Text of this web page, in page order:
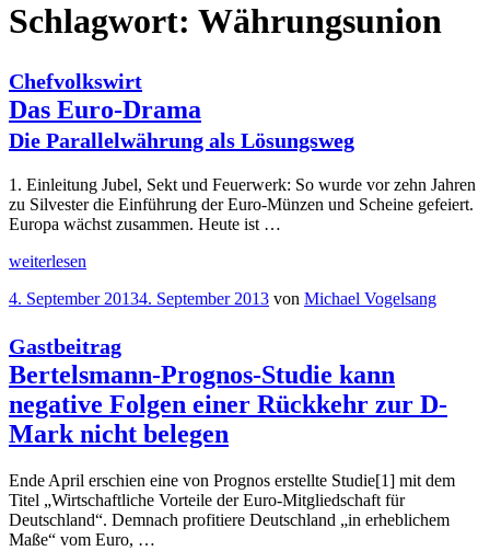
Schlagwort: Währungsunion
Chefvolkswirt
Das Euro-Drama
Die Parallelwährung als Lösungsweg
1. Einleitung Jubel, Sekt und Feuerwerk: So wurde vor zehn Jahren
zu Silvester die Einführung der Euro-Münzen und Scheine gefeiert.
Europa wächst zusammen. Heute ist …
„Chefvolkswirt
Euro-
Die
Parallelwährung
als
Lösungsweg“
weiterlesen
Veröffentlicht
4. September 20134. September 2013 von Michael Vogelsang
Gastbeitrag
Bertelsmann-Prognos-Studie kann
negative Folgen einer Rückkehr zur D-
Mark nicht belegen
Ende April erschien eine von Prognos erstellte Studie[1] mit dem
Titel „Wirtschaftliche Vorteile der Euro-Mitgliedschaft für
Deutschland“. Demnach profitiere Deutschland „in erheblichem
Maße“ vom Euro, …